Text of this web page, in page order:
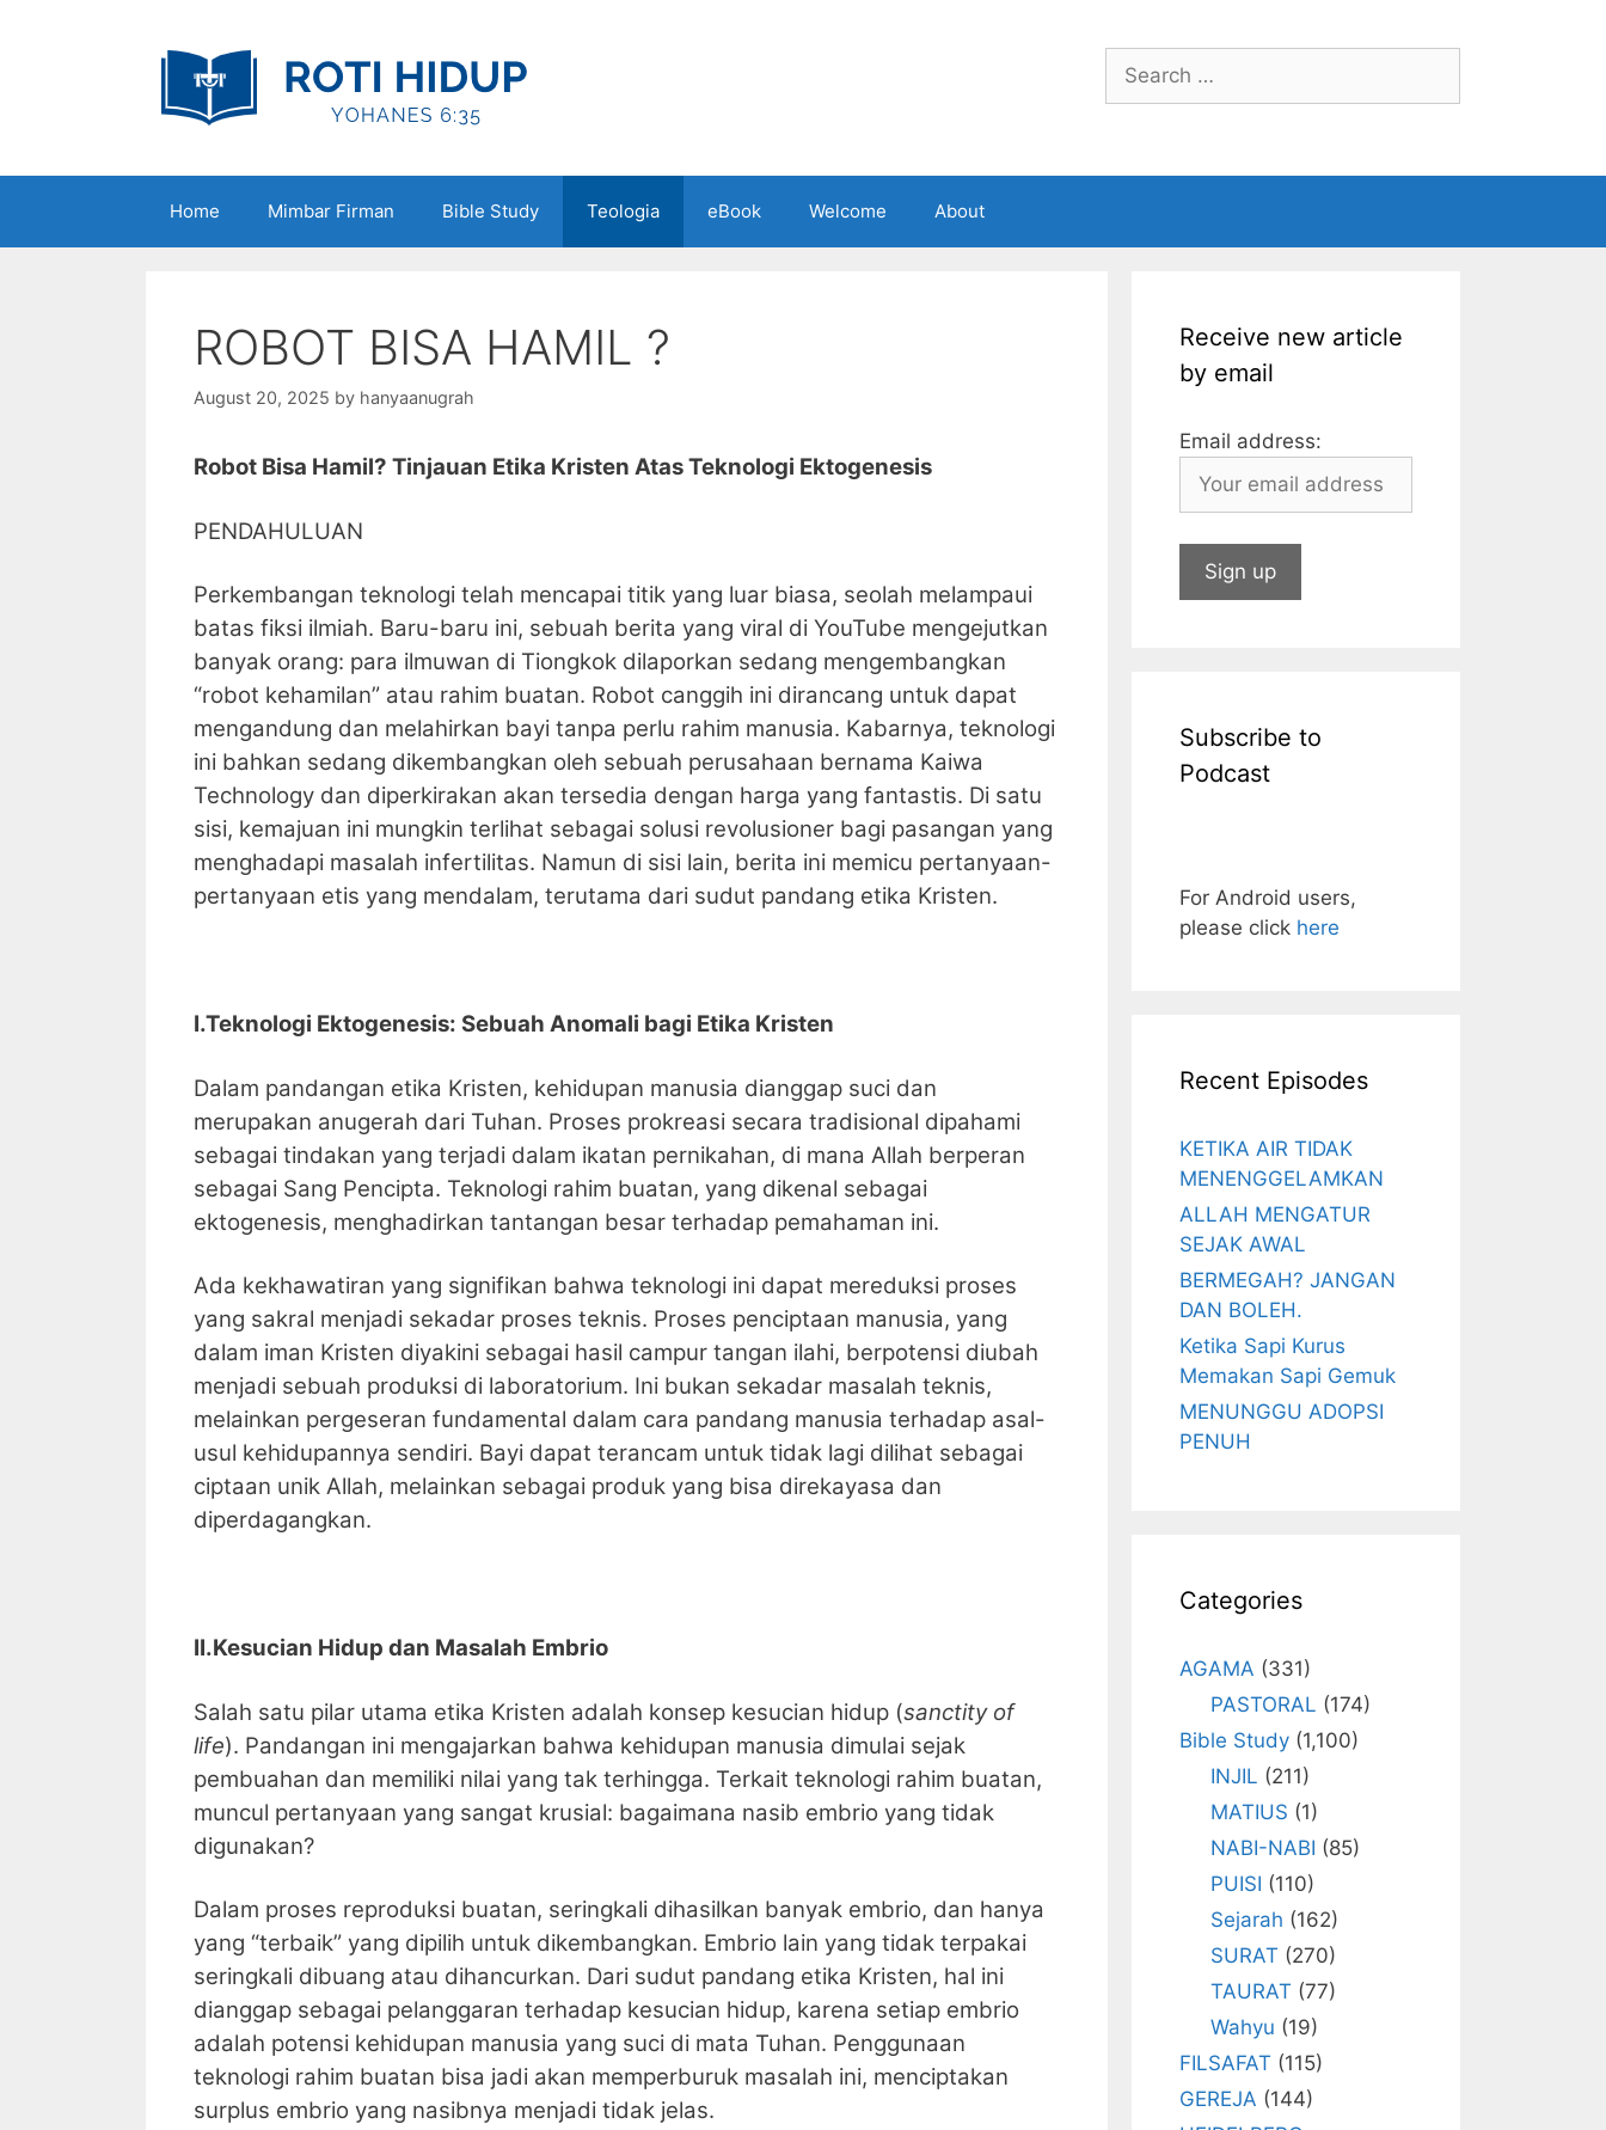
Search
for:
Home Mimbar Firman Bible Study Teologia eBook Welcome About
ROBOT BISA HAMIL ?
August 20, 2025 by hanyaanugrah
Robot Bisa Hamil? Tinjauan Etika Kristen Atas Teknologi Ektogenesis
PENDAHULUAN
Perkembangan teknologi telah mencapai titik yang luar biasa, seolah melampaui
batas fiksi ilmiah. Baru-baru ini, sebuah berita yang viral di YouTube mengejutkan
banyak orang: para ilmuwan di Tiongkok dilaporkan sedang mengembangkan
“robot kehamilan” atau rahim buatan. Robot canggih ini dirancang untuk dapat
mengandung dan melahirkan bayi tanpa perlu rahim manusia. Kabarnya, teknologi
ini bahkan sedang dikembangkan oleh sebuah perusahaan bernama Kaiwa
Technology dan diperkirakan akan tersedia dengan harga yang fantastis. Di satu
sisi, kemajuan ini mungkin terlihat sebagai solusi revolusioner bagi pasangan yang
menghadapi masalah infertilitas. Namun di sisi lain, berita ini memicu pertanyaan-
pertanyaan etis yang mendalam, terutama dari sudut pandang etika Kristen.
I.Teknologi Ektogenesis: Sebuah Anomali bagi Etika Kristen
Dalam pandangan etika Kristen, kehidupan manusia dianggap suci dan
merupakan anugerah dari Tuhan. Proses prokreasi secara tradisional dipahami
sebagai tindakan yang terjadi dalam ikatan pernikahan, di mana Allah berperan
sebagai Sang Pencipta. Teknologi rahim buatan, yang dikenal sebagai
ektogenesis, menghadirkan tantangan besar terhadap pemahaman ini.
Ada kekhawatiran yang signifikan bahwa teknologi ini dapat mereduksi proses
yang sakral menjadi sekadar proses teknis. Proses penciptaan manusia, yang
dalam iman Kristen diyakini sebagai hasil campur tangan ilahi, berpotensi diubah
menjadi sebuah produksi di laboratorium. Ini bukan sekadar masalah teknis,
melainkan pergeseran fundamental dalam cara pandang manusia terhadap asal-
usul kehidupannya sendiri. Bayi dapat terancam untuk tidak lagi dilihat sebagai
ciptaan unik Allah, melainkan sebagai produk yang bisa direkayasa dan
diperdagangkan.
II.Kesucian Hidup dan Masalah Embrio
Salah satu pilar utama etika Kristen adalah konsep kesucian hidup (sanctity of
life). Pandangan ini mengajarkan bahwa kehidupan manusia dimulai sejak
pembuahan dan memiliki nilai yang tak terhingga. Terkait teknologi rahim buatan,
muncul pertanyaan yang sangat krusial: bagaimana nasib embrio yang tidak
digunakan?
Dalam proses reproduksi buatan, seringkali dihasilkan banyak embrio, dan hanya
yang “terbaik” yang dipilih untuk dikembangkan. Embrio lain yang tidak terpakai
seringkali dibuang atau dihancurkan. Dari sudut pandang etika Kristen, hal ini
dianggap sebagai pelanggaran terhadap kesucian hidup, karena setiap embrio
adalah potensi kehidupan manusia yang suci di mata Tuhan. Penggunaan
teknologi rahim buatan bisa jadi akan memperburuk masalah ini, menciptakan
surplus embrio yang nasibnya menjadi tidak jelas.
Receive new article
by email
Email address:
Subscribe to
Podcast
For Android users,
please click here
Recent Episodes
KETIKA AIR TIDAK
MENENGGELAMKAN
ALLAH MENGATUR
SEJAK AWAL
BERMEGAH? JANGAN
DAN BOLEH.
Ketika Sapi Kurus
Memakan Sapi Gemuk
MENUNGGU ADOPSI
PENUH
Categories
AGAMA (331)
PASTORAL (174)
Bible Study (1,100)
INJIL (211)
MATIUS (1)
NABI-NABI (85)
PUISI (110)
Sejarah (162)
SURAT (270)
TAURAT (77)
Wahyu (19)
FILSAFAT (115)
GEREJA (144)